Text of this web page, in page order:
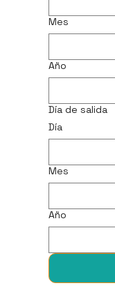
Mes
Año
Día de salida
Día
Mes
Año